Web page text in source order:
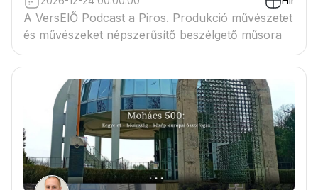
A VersElŐ Podcast a Piros. Produkció művészetet
és művészeket népszerűsítő beszélgető műsora